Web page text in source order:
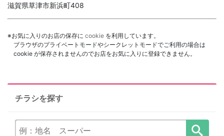
滋賀県草津市新浜町408
※お気に入りのお店の保存に cookie を利用しています。
ブラウザのプライベートモードやシークレットモードでご利用の場合は
cookie が保存されませんのでお店をお気に入りに登録できません。
チラシを探す